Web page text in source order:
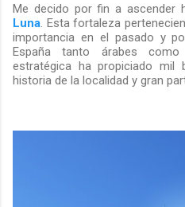
Me decido por fin a ascender
Luna. Esta fortaleza
importancia en el pasado y
España tanto árabes como
estratégica ha propiciado mil
historia de la localidad y gran